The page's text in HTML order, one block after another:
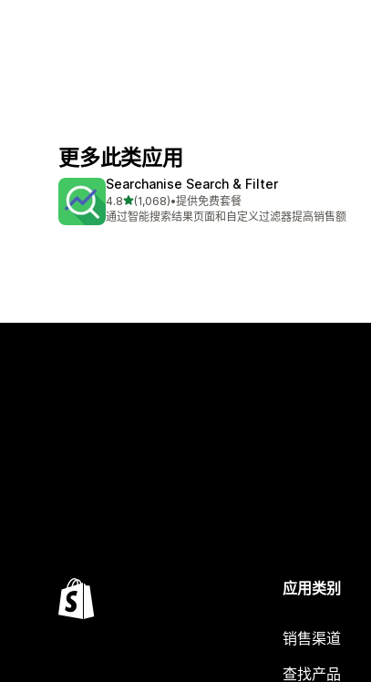
更多此类应用
Searchanise Search & Filter
4.8星（满分 5 星）
(1,068)
总共 1068 条评论
•提供免费套餐
通过智能搜索结果页面和自定义过滤器提高销售额
应用类别
销售渠道
查找产品